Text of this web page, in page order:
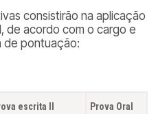
consistirão na aplicação
de acordo com o cargo e
de pontuação:
escrita II Prova Oral